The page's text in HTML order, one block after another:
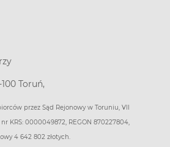
Toruń,
przez Sąd Rejonowy w Toruniu, VII
KRS: 0000049872, REGON 870227804,
4 642 802 złotych.